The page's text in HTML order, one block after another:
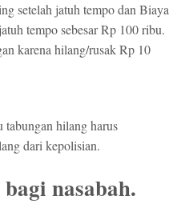
setelah jatuh tempo dan Biaya
tempo sebesar Rp 100 ribu.
karena hilang/rusak Rp 10
tabungan hilang harus
dari kepolisian.
nasabah.